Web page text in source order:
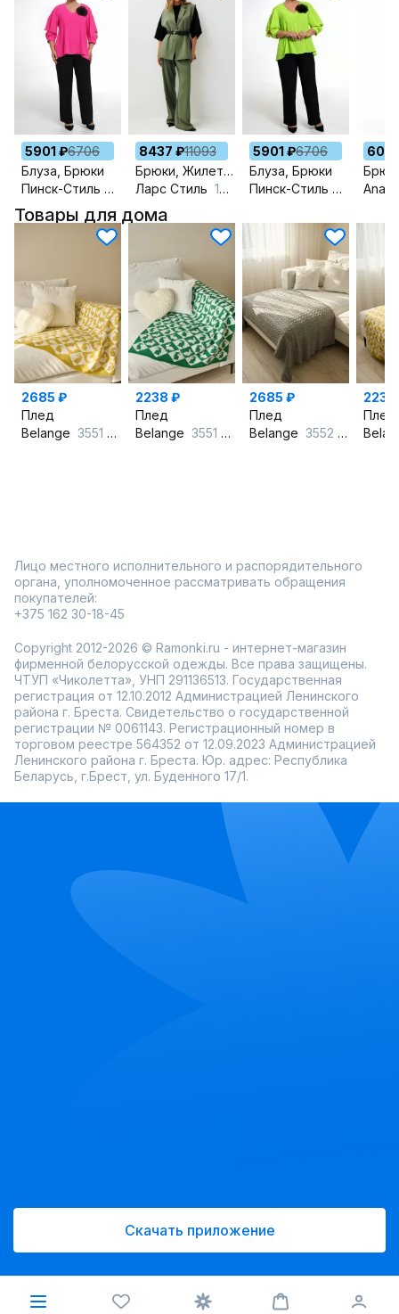
5901 ₽6706
Блуза, Брюки
Пинск-Стиль162 розовый
8437 ₽11093
Брюки, Жилет, Ремень
Ларс Стиль 1247/1 оттенки_хвои
5901 ₽6706
Блуза, Брюки
Пинск-Стиль162
Товары для дома
2685 ₽
Плед
Belange 3551 горчичный
2238 ₽
Плед
Belange 3551 зеленый
2685 ₽
Плед
Belange 3552 серый
2238
Плед
Лицо местного исполнительного и распорядительного
органа, уполномоченное рассматривать обращения
покупателей:
+375 162 30-18-45
Copyright 2012-2026 © Ramonki.ru - интернет-магазин
фирменной белорусской одежды. Все права защищены.
ЧТУП «Чиколетта», УНП 291136513. Государственная
регистрация от 12.10.2012 Администрацией Ленинского
района г. Бреста. Свидетельство о государственной
регистрации № 0061143. Регистрационный номер в
торговом реестре 564352 от 12.09.2023 Администрацией
Ленинского района г. Бреста. Юр. адрес: Республика
Беларусь, г.Брест, ул. Буденного 17/1.
Скачать приложение